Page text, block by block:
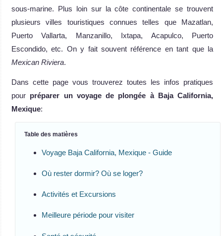
sous-marine. Plus loin sur la côte continentale se trouvent
plusieurs villes touristiques connues telles que Mazatlan,
Puerto Vallarta, Manzanillo, Ixtapa, Acapulco, Puerto
Escondido, etc. On y fait souvent référence en tant que la
Mexican Riviera.
Dans cette page vous trouverez toutes les infos pratiques
pour préparer un voyage de plongée à Baja California,
Mexique:
Table des matières
Voyage Baja California, Mexique - Guide
Où rester dormir? Où se loger?
Activités et Excursions
Meilleure période pour visiter